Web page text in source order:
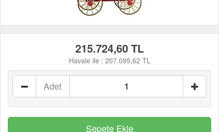
215.724,60 TL
Havale ile : 207.095,62 TL
Adet